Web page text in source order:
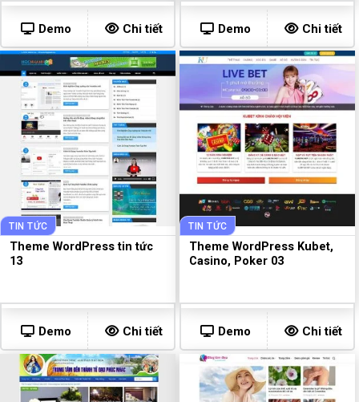
Demo Chi tiết Demo Chi tiết
TIN TỨC
Theme WordPress tin tức
13
Demo Chi tiết
TIN TỨC
Theme WordPress Kubet,
Casino, Poker 03
Demo Chi tiết